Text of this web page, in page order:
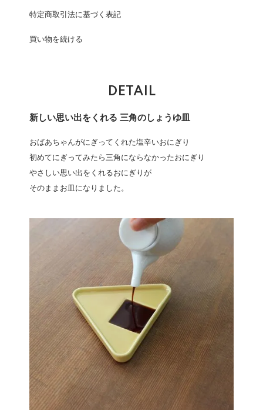
特定商取引法に基づく表記
買い物を続ける
DETAIL
新しい思い出をくれる 三角のしょうゆ皿
おばあちゃんがにぎってくれた塩辛いおにぎり
初めてにぎってみたら三角にならなかったおにぎり
やさしい思い出をくれるおにぎりが
そのままお皿になりました。